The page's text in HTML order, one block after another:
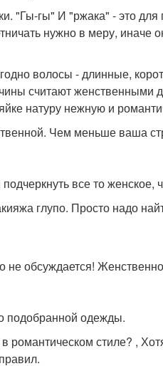
"Гы-гы" И "ржака" - это для
нужно в меру,
волосы - длинные,
считают женственными
натуру нежную и
Чем меньше ваша
все то женское,
глупо. Просто надо
обсуждается!
подобранной одежды.
стиле? ,